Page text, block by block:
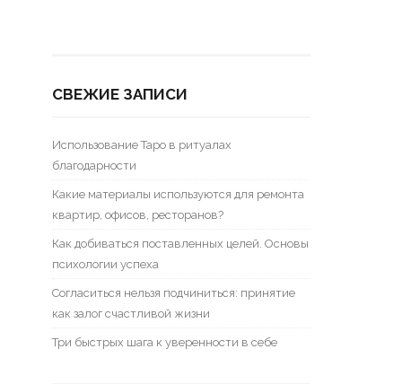
СВЕЖИЕ ЗАПИСИ
Использование Таро в ритуалах
благодарности
Какие материалы используются для ремонта
квартир, офисов, ресторанов?
Как добиваться поставленных целей. Основы
психологии успеха
Согласиться нельзя подчиниться: принятие
как залог счастливой жизни
Три быстрых шага к уверенности в себе